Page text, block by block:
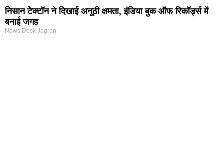
निसान टेक्टॉन ने दिखाई अनूठी क्षमता, इंडिया बुक ऑफ रिकॉर्ड्स में
बनाई जगह
News Desk Jagran